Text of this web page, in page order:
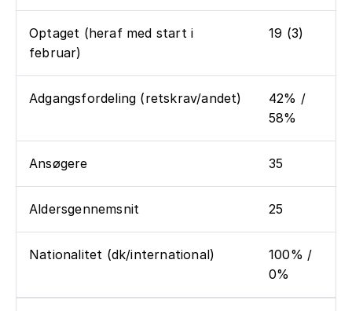
Optaget (heraf med start i
februar)
19 (3)
Adgangsfordeling (retskrav/andet)
42% /
58%
Ansøgere 35
Aldersgennemsnit 25
Nationalitet (dk/international)
100% /
0%